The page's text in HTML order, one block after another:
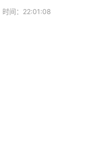
时间：22:01:08